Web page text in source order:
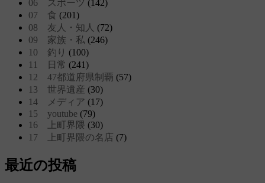
06 スポーツ (142)
07 食 (201)
08 友人・知人 (72)
09 家族・私 (246)
10 釣り (100)
11 日常 (241)
12 47都道府県制覇 (57)
13 世界遺産 (30)
14 メディア (17)
15 youtube (79)
16 上町界隈 (30)
17 上町界隈の名店 (7)
最近の投稿